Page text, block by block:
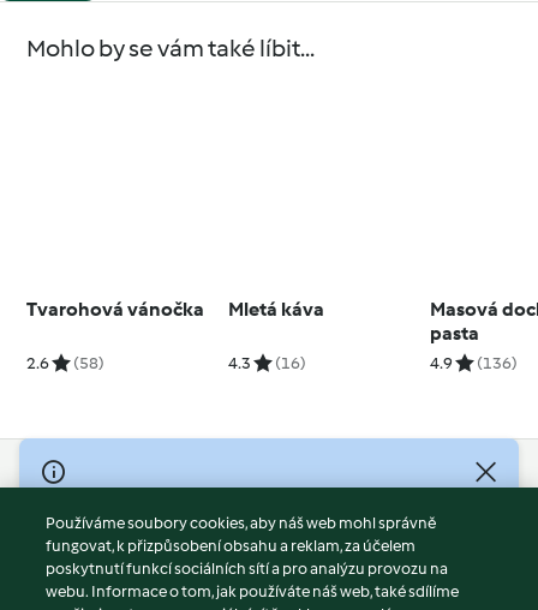
Mohlo by se vám také líbit...
Tvarohová vánočka
2.6 (58)
Mletá káva
4.3 (16)
Masová
pasta
4.9 (136)
© Copyright 2026
Podmínky užívání
Zásady ochrany osobních údajů
Vyloučení odpovědnosti
Používáme soubory cookies, aby náš web mohl správně
fungovat, k přizpůsobení obsahu a reklam, za účelem
poskytnutí funkcí sociálních sítí a pro analýzu provozu na
webu. Informace o tom, jak používáte náš web, také sdílíme